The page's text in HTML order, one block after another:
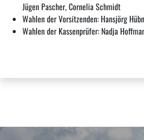
Jügen Pascher, Cornelia Schmidt
Wahlen der Vorsitzenden: Hansjörg
Wahlen der Kassenprüfer: Nadja